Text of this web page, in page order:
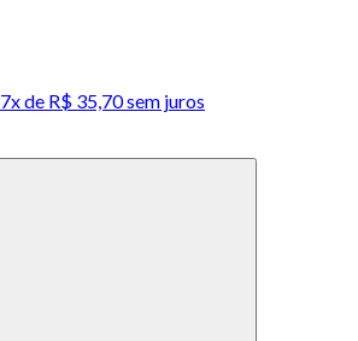
7x de R$ 35,70 sem juros